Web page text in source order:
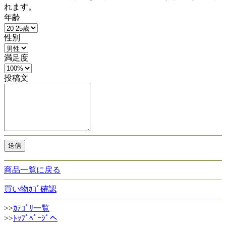
れます。
年齢
性別
満足度
投稿文
商品一覧に戻る
買い物ｶｺﾞ確認
>>ｶﾃｺﾞﾘ一覧
>>ﾄｯﾌﾟﾍﾟｰｼﾞへ